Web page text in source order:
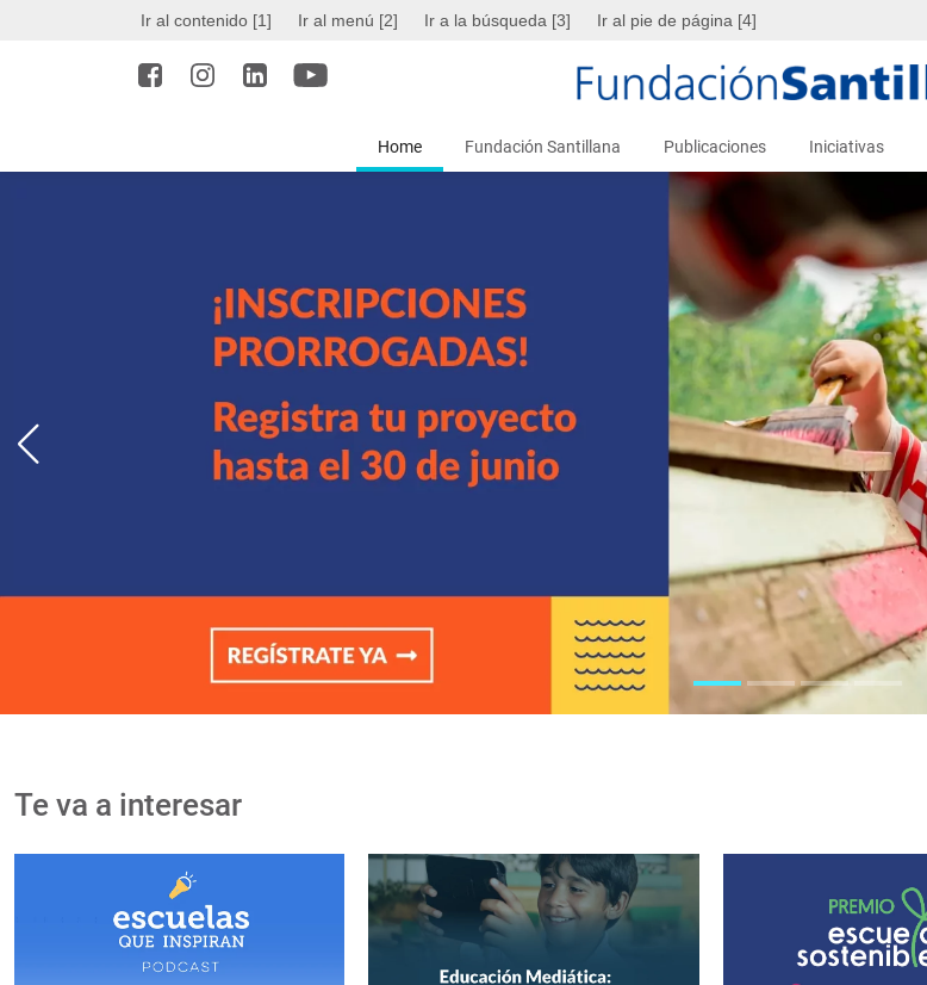
Ir al contenido [1] Ir al menú [2] Ir a la búsqueda [3] Ir al pie de página [4]
Home Fundación Santillana Publicaciones Iniciativas
Te va a interesar